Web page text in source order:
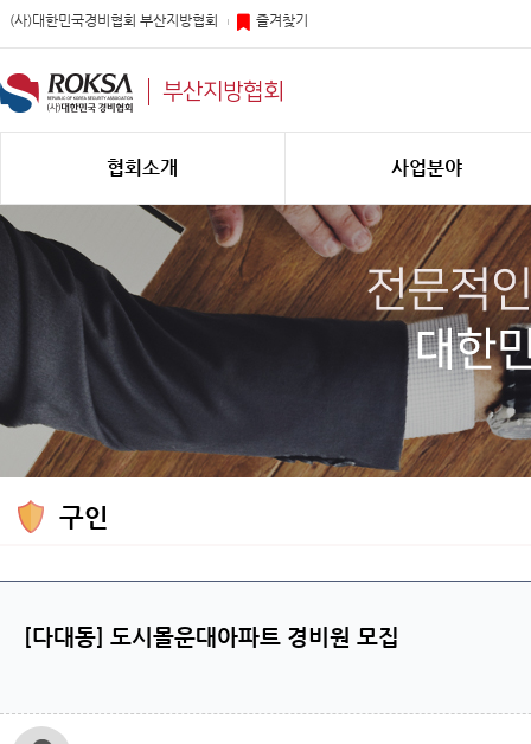
(사)대한민국경비협회 부산지방협회 즐겨찾기
부산지방협회
협회소개 사업분야
구인
[다대동] 도시몰운대아파트 경비원 모집